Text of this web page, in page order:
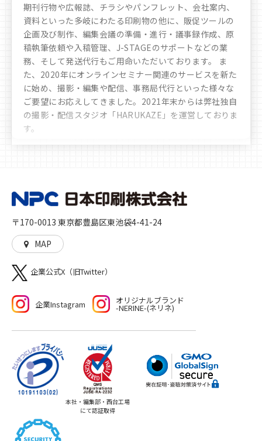
期刊行物や広報誌、チラシやパンフレット、会社案内、
資料といった多岐にわたる印刷物の他に、販促ツールの
企画及び制作、編集会議の準備・進行・議事録作成、原
稿執筆依頼や入稿管理、J-STAGEのサポートなどの業
務、そして発送代行もご用命いただいております。 ま
た、2020年にオンラインセミナー関連のサービスを新た
に始め、撮影・編集や配信、事務局代行といった様々な
ご要望にお応えしてきました。 2021年末からは弊社独自
の撮影・配信スタジオ「HARUKAZE」を運営しておりま
す。
豊富なノウハウや実績により、お客様へ多彩かつ最善な
選択肢のご提案をさせていただきます。時代の移り変わ
に、社会に、彩りを加えるとともに、想像や行動の機会
る「モノ」づくり、印刷物をきっかけとした新たな機会
や世界を生む「コト」づくりの両方をご提供いたしま
す。
〒170-0013 東京都豊島区東池袋4-41-24
MAP
企業公式X（旧Twitter）
企業Instagram オリジナルブランド
-NERINE-(ネリネ)
本社・編集部・西台工場
にて認証取得